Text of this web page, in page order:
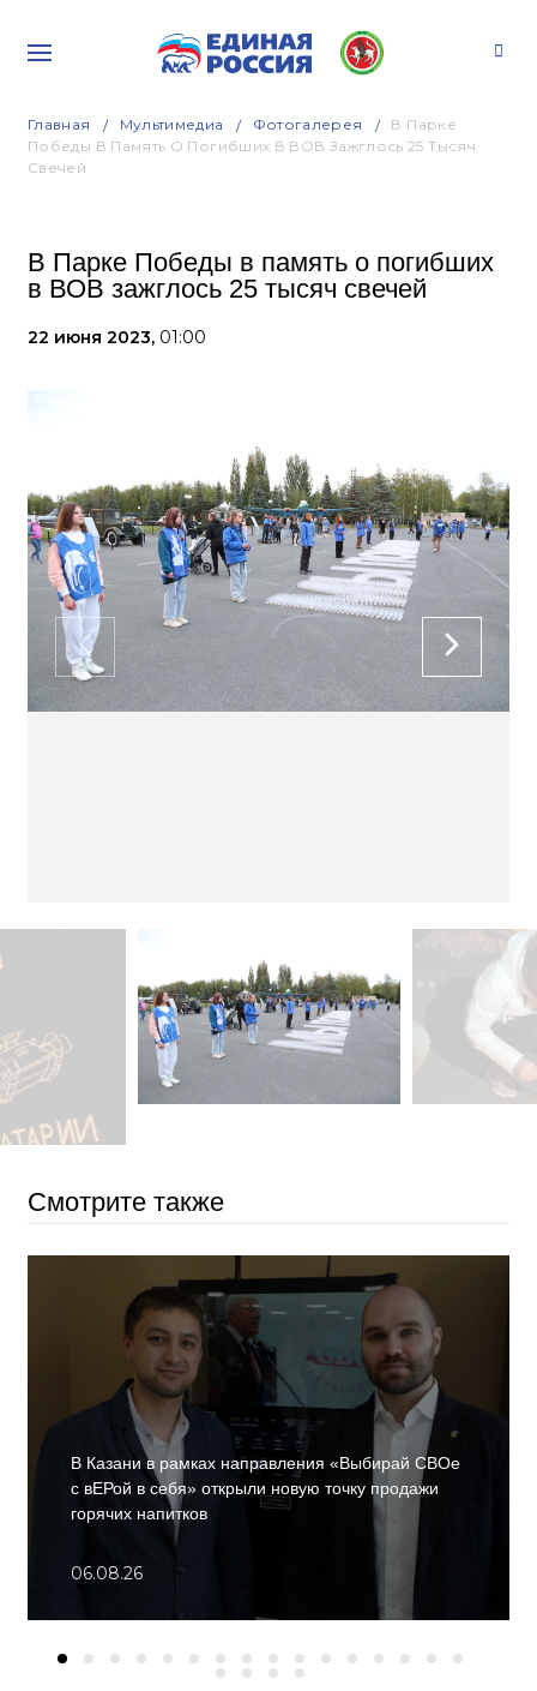
Главная Мультимедиа Фотогалерея
В Парке
Победы В Память О Погибших В ВОВ Зажглось 25 Тысяч
Свечей
В Парке Победы в память о погибших
в ВОВ зажглось 25 тысяч свечей
22 июня 2023, 01:00
Смотрите также
В Казани в рамках направления «Выбирай СВОе
с вЕРой в себя» открыли новую точку продажи
горячих напитков
06.08.26